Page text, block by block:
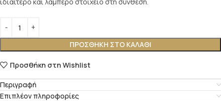
ΠΡΟΣΘΉΚΗ ΣΤΟ ΚΑΛΆΘΙ
Προσθήκη στη Wishlist
Περιγραφή
Επιπλέον πληροφορίες